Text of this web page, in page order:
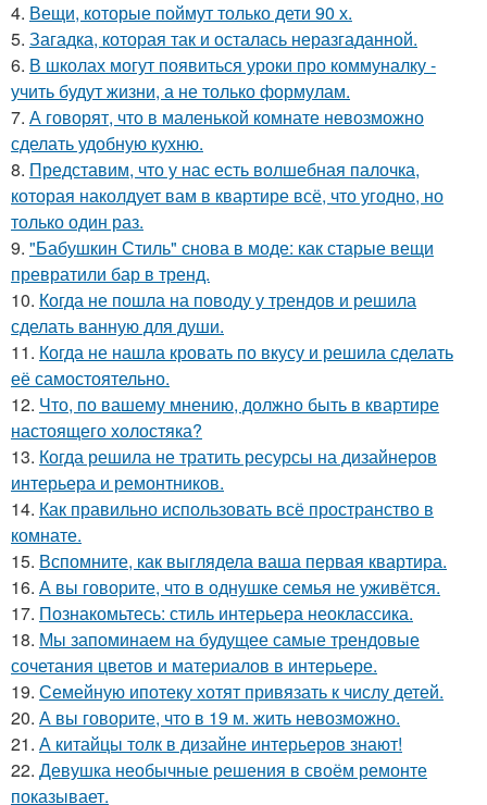
4. Вещи, которые поймут только дети 90 х.
5. Загадка, которая так и осталась неразгаданной.
6. В школах могут появиться уроки про коммуналку -
учить будут жизни, а не только формулам.
7. А говорят, что в маленькой комнате невозможно
сделать удобную кухню.
8. Представим, что у нас есть волшебная палочка,
которая наколдует вам в квартире всё, что угодно, но
только один раз.
9. "Бабушкин Стиль" снова в моде: как старые вещи
превратили бар в тренд.
10. Когда не пошла на поводу у трендов и решила
сделать ванную для души.
11. Когда не нашла кровать по вкусу и решила сделать
её самостоятельно.
12. Что, по вашему мнению, должно быть в квартире
настоящего холостяка?
13. Когда решила не тратить ресурсы на дизайнеров
интерьера и ремонтников.
14. Как правильно использовать всё пространство в
комнате.
15. Вспомните, как выглядела ваша первая квартира.
16. А вы говорите, что в однушке семья не уживётся.
17. Познакомьтесь: стиль интерьера неоклассика.
18. Мы запоминаем на будущее самые трендовые
сочетания цветов и материалов в интерьере.
19. Семейную ипотеку хотят привязать к числу детей.
20. А вы говорите, что в 19 м. жить невозможно.
21. А китайцы толк в дизайне интерьеров знают!
22. Девушка необычные решения в своём ремонте
показывает.